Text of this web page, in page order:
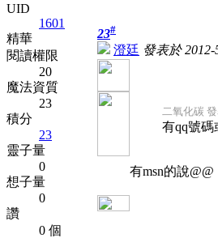
UID
1601
精華
閱讀權限
20
魔法資質
23
積分
23
靈子量
0
想子量
0
讚
0 個
23#
澄廷 發表於
二氧化碳
有qq號碼
有msn的說@@